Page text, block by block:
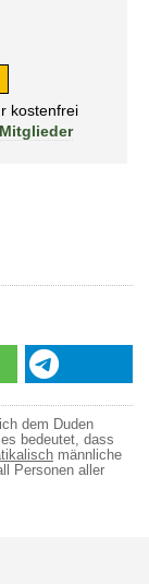
kostenfrei
dem Duden
bedeutet, dass
männliche
Personen aller